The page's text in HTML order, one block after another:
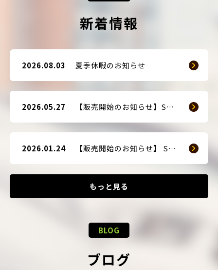
新着情報
もっと見る
2026.08.03 夏季休暇のお知らせ
2026.05.27 【販売開始のお知らせ】SMART GUARD 3
2026.01.24 【販売開始のお知らせ】 SMART BLOCKER 2nd-Edition Plus
BLOG
ブログ